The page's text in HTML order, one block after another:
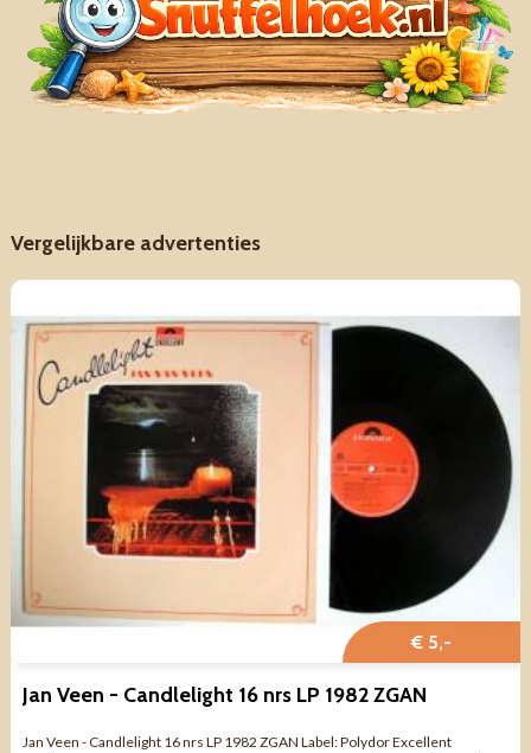
Vergelijkbare advertenties
€ 5,-
Jan Veen - Candlelight 16 nrs LP 1982 ZGAN
Jan Veen - Candlelight 16 nrs LP 1982 ZGAN Label: Polydor Excellent